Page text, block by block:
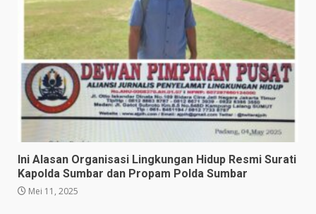
Ini Alasan Organisasi Lingkungan Hidup Resmi Surati
Kapolda Sumbar dan Propam Polda Sumbar
Mei 11, 2025